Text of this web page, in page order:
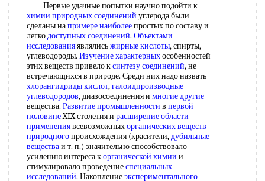
Первые удачные попытки научно подойти к
химии природных соединений углерода были
сделаны напримере наиболеепростых по составу и
легкодоступных соединений. Объектами
исследованияявлялисьжирные кислоты, спирты,
углеводороды. Изучение характерныхособенностей
этих веществ привело ксинтезу соединений, не
встречающихся в природе. Среди них надо назвать
хлорангидриды кислот,галоидпроизводные
углеводородов, диазосоединения и многие другие
вещества. Развитие промышленности в первой
половинеXIX столетия и расширение области
применениявсевозможныхорганических веществ
природногопроисхождения (красители,дубильные
веществаи т. п.) значительно способствовало
усилению интереса корганической химии и
стимулировало проведениеспециальных
исследований. Накоплениеэкспериментального